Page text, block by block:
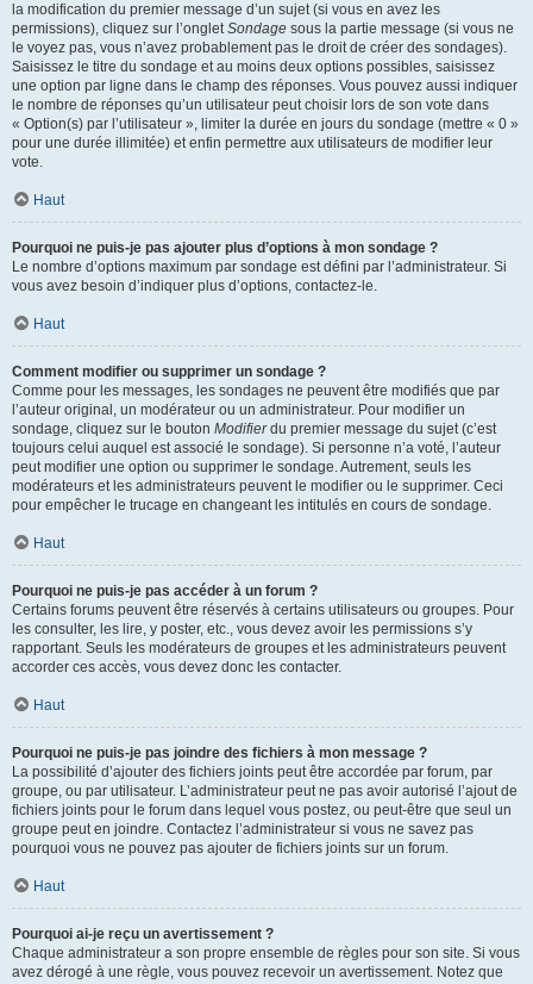
la modification du premier message d’un sujet (si vous en avez les
permissions), cliquez sur l’ongletSondage sous la partie message (si vous ne
le voyez pas, vous n’avez probablement pas le droit de créer des sondages).
Saisissez le titre du sondage et au moins deux options possibles, saisissez
une option par ligne dans le champ des réponses. Vous pouvez aussi indiquer
le nombre de réponses qu’un utilisateur peut choisir lors de son vote dans
« Option(s) par l’utilisateur », limiter la durée en jours du sondage (mettre « 0 »
pour une durée illimitée) et enfin permettre aux utilisateurs de modifier leur
vote.
Haut
Pourquoi ne puis-je pas ajouter plus d’options à mon sondage ?
Le nombre d’options maximum par sondage est défini par l’administrateur. Si
vous avez besoin d’indiquer plus d’options, contactez-le.
Haut
Comment modifier ou supprimer un sondage ?
Comme pour les messages, les sondages ne peuvent être modifiés que par
l’auteur original, un modérateur ou un administrateur. Pour modifier un
sondage, cliquez sur le bouton Modifierdu premier message du sujet (c’est
toujours celui auquel est associé le sondage). Si personne n’a voté, l’auteur
peut modifier une option ou supprimer le sondage. Autrement, seuls les
modérateurs et les administrateurs peuvent le modifier ou le supprimer. Ceci
pour empêcher le trucage en changeant les intitulés en cours de sondage.
Haut
Pourquoi ne puis-je pas accéder à un forum ?
Certains forums peuvent être réservés à certains utilisateurs ou groupes. Pour
les consulter, les lire, y poster, etc., vous devez avoir les permissions s’y
rapportant. Seuls les modérateurs de groupes et les administrateurs peuvent
accorder ces accès, vous devez donc les contacter.
Haut
Pourquoi ne puis-je pas joindre des fichiers à mon message ?
La possibilité d’ajouter des fichiers joints peut être accordée par forum, par
groupe, ou par utilisateur. L’administrateur peut ne pas avoir autorisé l’ajout de
fichiers joints pour le forum dans lequel vous postez, ou peut-être que seul un
groupe peut en joindre. Contactez l’administrateur si vous ne savez pas
pourquoi vous ne pouvez pas ajouter de fichiers joints sur un forum.
Haut
Pourquoi ai-je reçu un avertissement ?
Chaque administrateur a son propre ensemble de règles pour son site. Si vous
avez dérogé à une règle, vous pouvez recevoir un avertissement. Notez que